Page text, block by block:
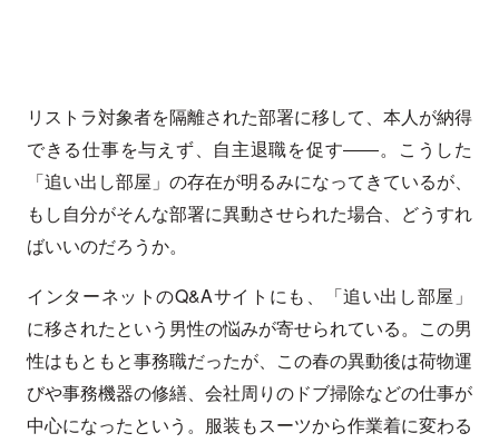
リストラ対象者を隔離された部署に移して、本人が納得
できる仕事を与えず、自主退職を促す――。こうした
「追い出し部屋」の存在が明るみになってきているが、
もし自分がそんな部署に異動させられた場合、どうすれ
ばいいのだろうか。
インターネットのQ&Aサイトにも、「追い出し部屋」
に移されたという男性の悩みが寄せられている。この男
性はもともと事務職だったが、この春の異動後は荷物運
びや事務機器の修繕、会社周りのドブ掃除などの仕事が
中心になったという。服装もスーツから作業着に変わる